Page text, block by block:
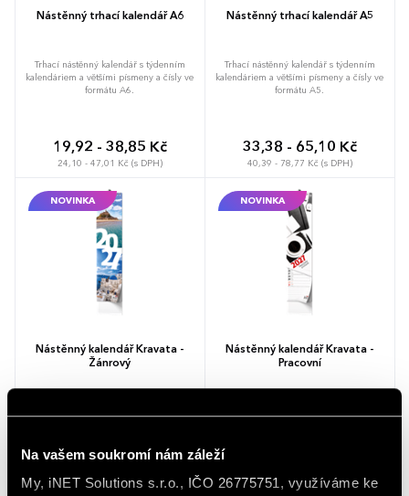
Na vašem soukromí nám záleží
My, iNET Solutions s.r.o., IČO 26775751, využíváme ke
Nástěnný trhací kalendář A6
Trhací nástěnný kalendář s týdenním
kalendáriem a většími písmeny a čísly ve
formátu A6.
19,92 - 38,85 Kč
24,10 - 47,01 Kč (s DPH)
Nástěnný trhací kalendář A5
Trhací nástěnný kalendář s týdenním
kalendáriem a většími písmeny a čísly ve
formátu A5.
33,38 - 65,10 Kč
40,39 - 78,77 Kč (s DPH)
NOVINKA
Nástěnný kalendář Kravata -
Žánrový
42,54 - 82,95 Kč
NOVINKA
Nástěnný kalendář Kravata -
Pracovní
42,54 - 82,95 Kč